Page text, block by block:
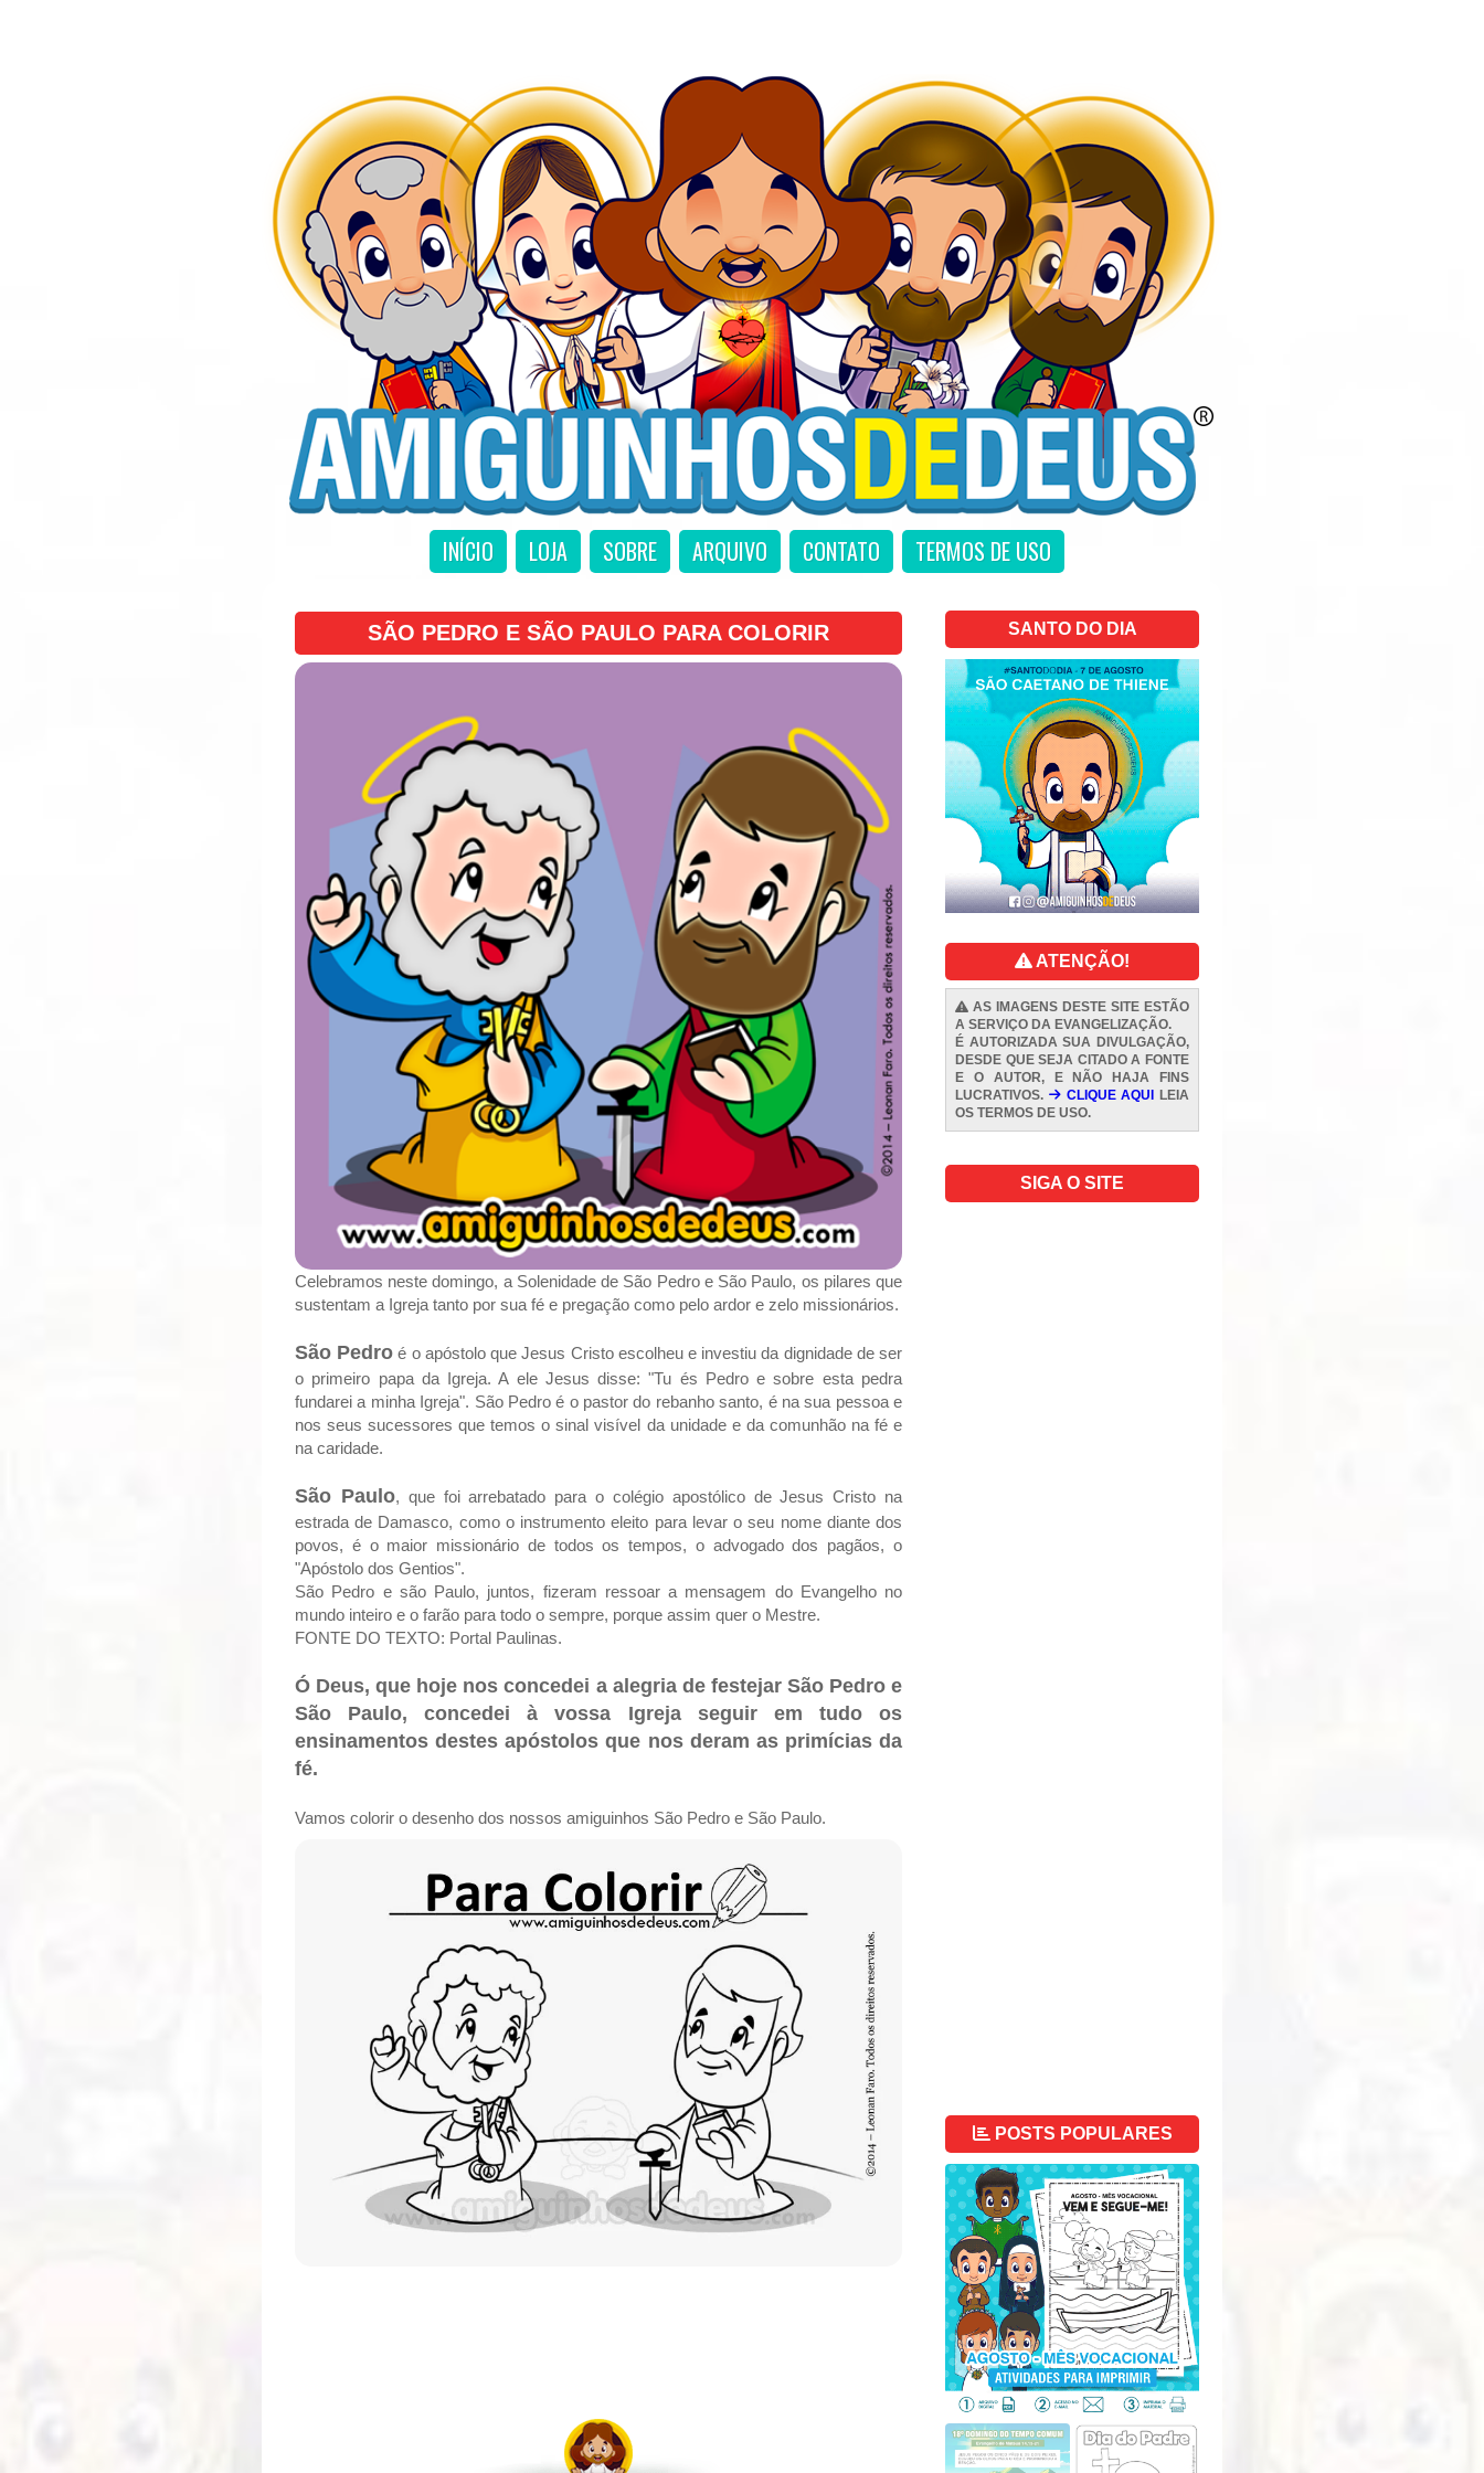
INÍCIO LOJA SOBRE ARQUIVO CONTATO TERMOS DE USO
SÃO PEDRO E SÃO PAULO PARA COLORIR
Celebramos neste domingo, a Solenidade de São Pedro e São Paulo, os pilares que
sustentam a Igreja tanto por sua fé e pregação como pelo ardor e zelo missionários.
São Pedro é o apóstolo que Jesus Cristo escolheu e investiu da dignidade de ser
o primeiro papa da Igreja. A ele Jesus disse: "Tu és Pedro e sobre esta pedra
fundarei a minha Igreja". São Pedro é o pastor do rebanho santo, é na sua pessoa e
nos seus sucessores que temos o sinal visível da unidade e da comunhão na fé e
na caridade.
São Paulo, que foi arrebatado para o colégio apostólico de Jesus Cristo na
estrada de Damasco, como o instrumento eleito para levar o seu nome diante dos
povos, é o maior missionário de todos os tempos, o advogado dos pagãos, o
"Apóstolo dos Gentios".
São Pedro e são Paulo, juntos, fizeram ressoar a mensagem do Evangelho no
mundo inteiro e o farão para todo o sempre, porque assim quer o Mestre.
FONTE DO TEXTO: Portal Paulinas.
Ó Deus, que hoje nos concedei a alegria de festejar São Pedro e
São Paulo, concedei à vossa Igreja seguir em tudo os
ensinamentos destes apóstolos que nos deram as primícias da
fé.
Vamos colorir o desenho dos nossos amiguinhos São Pedro e São Paulo.
SANTO DO DIA
ATENÇÃO!
AS IMAGENS DESTE SITE ESTÃO
A SERVIÇO DA EVANGELIZAÇÃO.
É AUTORIZADA SUA DIVULGAÇÃO,
DESDE QUE SEJA CITADO A FONTE
E O AUTOR, E NÃO HAJA FINS
LUCRATIVOS.
CLIQUE AQUI
LEIA
OS TERMOS DE USO.
SIGA O SITE
POSTS POPULARES